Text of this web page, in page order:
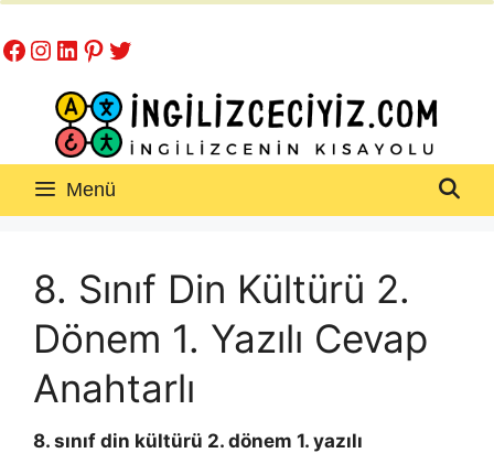
atla
Facebook
Instagram
LinkedIn
Pinterest
Twitter
Menü
8. Sınıf Din Kültürü 2.
Dönem 1. Yazılı Cevap
Anahtarlı
8. sınıf din kültürü 2. dönem 1. yazılı